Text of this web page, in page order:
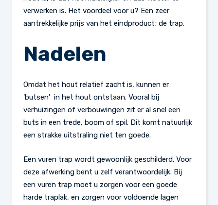
verwerken is. Het voordeel voor u? Een zeer
aantrekkelijke prijs van het eindproduct; de trap.
Nadelen
Omdat het hout relatief zacht is, kunnen er
'butsen' in het hout ontstaan. Vooral bij
verhuizingen of verbouwingen zit er al snel een
buts in een trede, boom of spil. Dit komt natuurlijk
een strakke uitstraling niet ten goede.
Een vuren trap wordt gewoonlijk geschilderd. Voor
deze afwerking bent u zelf verantwoordelijk. Bij
een vuren trap moet u zorgen voor een goede
harde traplak, en zorgen voor voldoende lagen